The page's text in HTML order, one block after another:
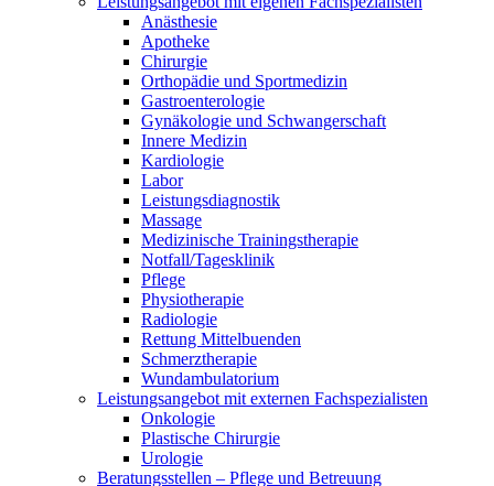
Anästhesie
Apotheke
Chirurgie
Orthopädie und Sportmedizin
Gastroenterologie
Gynäkologie und Schwangerschaft
Innere Medizin
Kardiologie
Labor
Leistungsdiagnostik
Massage
Medizinische Trainingstherapie
Notfall/Tagesklinik
Pflege
Physiotherapie
Radiologie
Rettung Mittelbuenden
Schmerztherapie
Wundambulatorium
Leistungsangebot mit externen Fachspezialisten
Onkologie
Plastische Chirurgie
Urologie
Beratungsstellen – Pflege und Betreuung